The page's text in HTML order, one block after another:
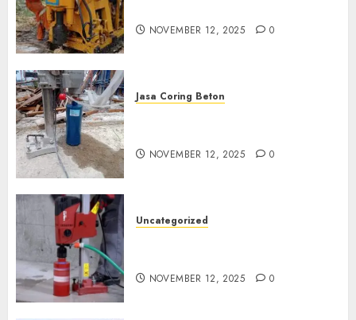
NOVEMBER 12, 2025 0
Jasa Coring Beton
NOVEMBER 12, 2025 0
Uncategorized
NOVEMBER 12, 2025 0